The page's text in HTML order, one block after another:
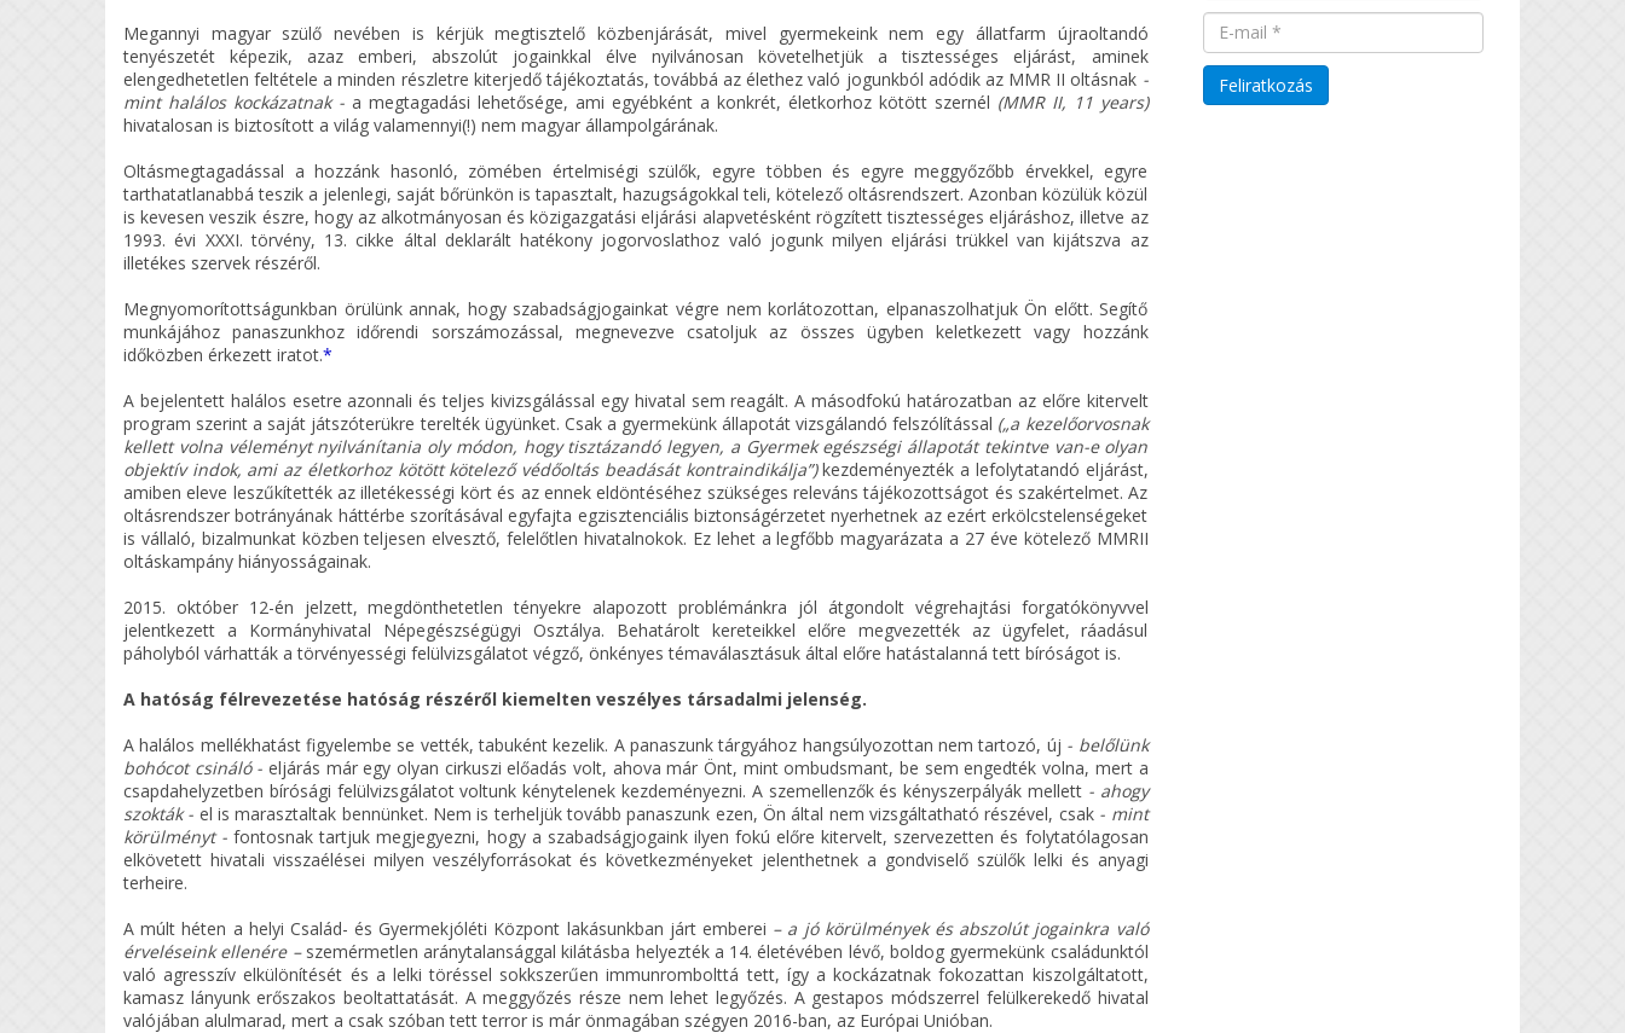
Megannyi magyar szülő nevében is kérjük megtisztelő közbenjárását, mivel gyermekeink nem egy állatfarm újraoltandó
tenyészetét képezik, azaz emberi, abszolút jogainkkal élve nyilvánosan követelhetjük a tisztességes eljárást, aminek
elengedhetetlen feltétele a minden részletre kiterjedő tájékoztatás, továbbá az élethez való jogunkból adódik az MMR II oltásnak -
mint halálos kockázatnak - a megtagadási lehetősége, ami egyébként a konkrét, életkorhoz kötött szernél (MMR II, 11 years)
hivatalosan is biztosított a világ valamennyi(!) nem magyar állampolgárának.
Oltásmegtagadással a hozzánk hasonló, zömében értelmiségi szülők, egyre többen és egyre meggyőzőbb érvekkel, egyre
tarthatatlanabbá teszik a jelenlegi, saját bőrünkön is tapasztalt, hazugságokkal teli, kötelező oltásrendszert. Azonban közülük közül
is kevesen veszik észre, hogy az alkotmányosan és közigazgatási eljárási alapvetésként rögzített tisztességes eljáráshoz, illetve az
1993. évi XXXI. törvény, 13. cikke által deklarált hatékony jogorvoslathoz való jogunk milyen eljárási trükkel van kijátszva az
illetékes szervek részéről.
Megnyomorítottságunkban örülünk annak, hogy szabadságjogainkat végre nem korlátozottan, elpanaszolhatjuk Ön előtt. Segítő
munkájához panaszunkhoz időrendi sorszámozással, megnevezve csatoljuk az összes ügyben keletkezett vagy hozzánk
időközben érkezett iratot.*
A bejelentett halálos esetre azonnali és teljes kivizsgálással egy hivatal sem reagált. A másodfokú határozatban az előre kitervelt
program szerint a saját játszóterükre terelték ügyünket. Csak a gyermekünk állapotát vizsgálandó felszólítással („a kezelőorvosnak
kellett volna véleményt nyilvánítania oly módon, hogy tisztázandó legyen, a Gyermek egészségi állapotát tekintve van-e olyan
objektív indok, ami az életkorhoz kötött kötelező védőoltás beadását kontraindikálja”)kezdeményezték a lefolytatandó eljárást,
amiben eleve leszűkítették az illetékességi kört és az ennek eldöntéséhez szükséges releváns tájékozottságot és szakértelmet. Az
oltásrendszer botrányának háttérbe szorításával egyfajta egzisztenciális biztonságérzetet nyerhetnek az ezért erkölcstelenségeket
is vállaló, bizalmunkat közben teljesen elvesztő, felelőtlen hivatalnokok. Ez lehet a legfőbb magyarázata a 27 éve kötelező MMRII
oltáskampány hiányosságainak.
2015. október 12-én jelzett, megdönthetetlen tényekre alapozott problémánkra jól átgondolt végrehajtási forgatókönyvvel
jelentkezett a Kormányhivatal Népegészségügyi Osztálya. Behatárolt kereteikkel előre megvezették az ügyfelet, ráadásul
páholyból várhatták a törvényességi felülvizsgálatot végző, önkényes témaválasztásuk által előre hatástalanná tett bíróságot is.
A hatóság félrevezetése hatóság részéről kiemelten veszélyes társadalmi jelenség.
A halálos mellékhatást figyelembe se vették, tabuként kezelik. A panaszunk tárgyához hangsúlyozottan nem tartozó, új - belőlünk
bohócot csináló - eljárás már egy olyan cirkuszi előadás volt, ahova már Önt, mint ombudsmant, be sem engedték volna, mert a
csapdahelyzetben bírósági felülvizsgálatot voltunk kénytelenek kezdeményezni. A szemellenzők és kényszerpályák mellett - ahogy
szokták - el is marasztaltak bennünket. Nem is terheljük tovább panaszunk ezen, Ön által nem vizsgáltatható részével, csak- mint
körülményt -fontosnak tartjuk megjegyezni, hogy a szabadságjogaink ilyen fokú előre kitervelt, szervezetten és folytatólagosan
elkövetett hivatali visszaélései milyen veszélyforrásokat és következményeket jelenthetnek a gondviselő szülők lelki és anyagi
terheire.
A múlt héten a helyi Család- és Gyermekjóléti Központ lakásunkban járt emberei – a jó körülmények és abszolút jogainkra való
érveléseink ellenére –szemérmetlen aránytalansággal kilátásba helyezték a 14. életévében lévő, boldog gyermekünk családunktól
való agresszív elkülönítését és a lelki töréssel sokkszerűen immunrombolttá tett, így a kockázatnak fokozattan kiszolgáltatott,
kamasz lányunk erőszakos beoltattatását. A meggyőzés része nem lehet legyőzés. A gestapos módszerrel felülkerekedő hivatal
valójában alulmarad, mert a csak szóban tett terror is már önmagában szégyen 2016-ban, az Európai Unióban.